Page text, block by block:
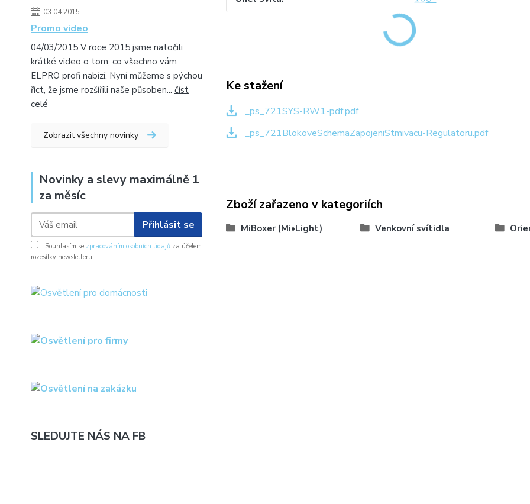
03.04.2015
Promo video
04/03/2015 V roce 2015 jsme natočili
krátké video o tom, co všechno vám
ELPRO profi nabízí. Nyní můžeme s pýchou
říct, že jsme rozšířili naše působen... číst
celé
Zobrazit všechny novinky
Novinky a slevy maximálně 1
za měsíc
Přihlásit se
Souhlasím se zpracováním osobních údajů za účelem
rozesílky newsletteru.
SLEDUJTE NÁS NA FB
Ke stažení
_ps_721SYS-RW1-pdf.pdf
_ps_721BlokoveSchemaZapojeniStmivacu-Regulatoru.pdf
Zboží zařazeno v kategoriích
MiBoxer (Mi•Light) Venkovní svítidla